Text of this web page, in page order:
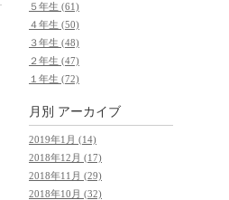
５年生 (61)
４年生 (50)
３年生 (48)
２年生 (47)
１年生 (72)
月別 アーカイブ
2019年1月 (14)
2018年12月 (17)
2018年11月 (29)
2018年10月 (32)